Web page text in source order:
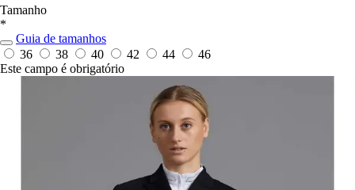
Tamanho
*
Guia de tamanhos
36
38 40 42 44
46
Este campo é obrigatório